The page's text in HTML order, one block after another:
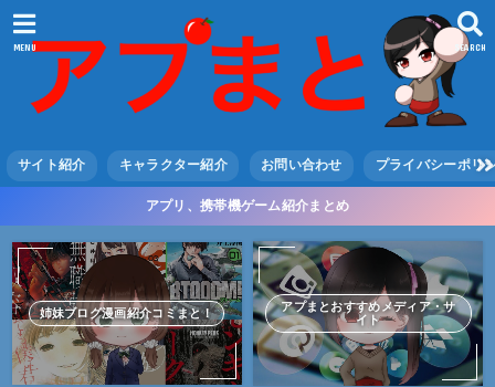
SEARCH
MENU
サイト紹介 キャラクター紹介 お問い合わせ プライバシーポリ
アプリ、携帯機ゲーム紹介まとめ
姉妹ブログ漫画紹介コミまと！
アプまとおすすめメディア・サ
イト